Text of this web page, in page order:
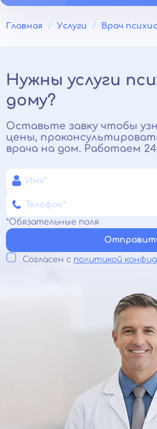
Главная Услуги Врач
Нужны услуги
дому?
Оставьте завку чтобы
цены,
врача на дом. Работаем
*Обязательные поля
Согласен с политикой